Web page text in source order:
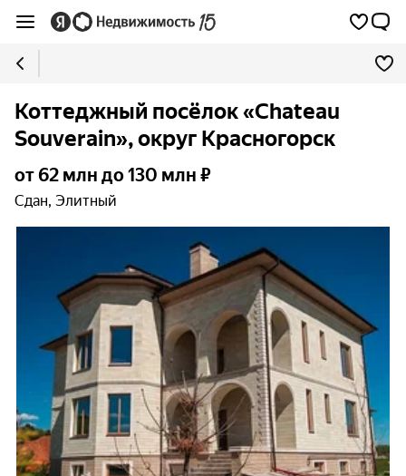
Коттеджный посёлок «Chateau
Souverain», округ Красногорск
от 62 млн до 130 млн ₽
Сдан, Элитный